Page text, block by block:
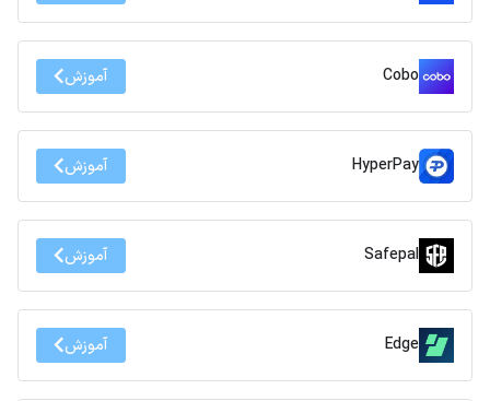
Cobo آموزش
HyperPay آموزش
Safepal آموزش
Edge آموزش